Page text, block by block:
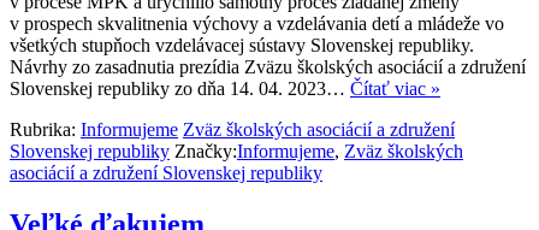
v prospech skvalitnenia výchovy a vzdelávania detí a mládeže vo
všetkých stupňoch vzdelávacej sústavy Slovenskej republiky.
Návrhy zo zasadnutia prezídia Zväzu školských asociácií a združení
Slovenskej republiky zo dňa 14. 04. 2023… Čítať viac »
Rubrika: Informujeme Zväz školských asociácií a združení
Slovenskej republiky Značky:Informujeme, Zväz školských
asociácií a združení Slovenskej republiky
Veľké ďakujem